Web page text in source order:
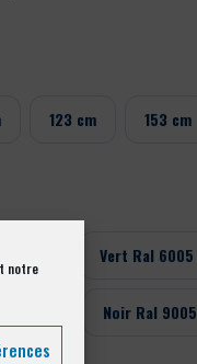
notre
123 cm 153 cm
Vert Ral 6005
Noir Ral 9005